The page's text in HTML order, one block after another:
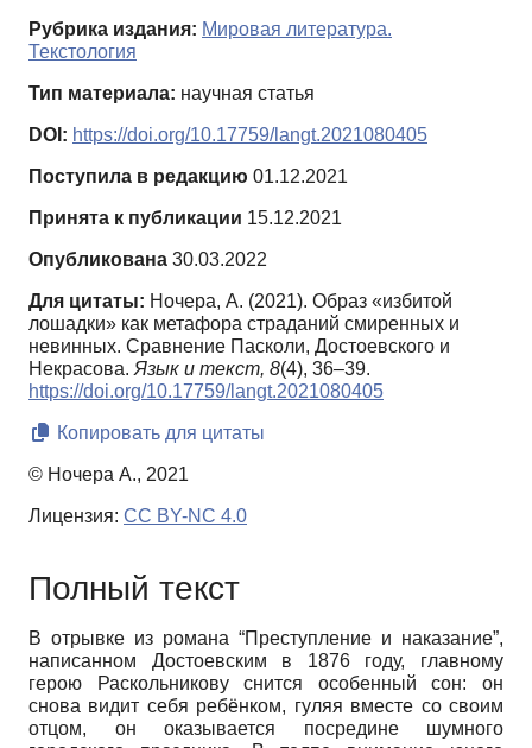
Рубрика издания: Мировая литература.
Текстология
Тип материала: научная статья
DOI: https://doi.org/10.17759/langt.2021080405
Поступила в редакцию 01.12.2021
Принята к публикации 15.12.2021
Опубликована 30.03.2022
Для цитаты: Ночера, А. (2021). Образ «избитой
лошадки» как метафора страданий смиренных и
невинных. Сравнение Пасколи, Достоевского и
Некрасова. Язык и текст, 8(4), 36–39.
https://doi.org/10.17759/langt.2021080405
Копировать для цитаты
© Ночера А., 2021
Лицензия: CC BY-NC 4.0
Полный текст
В отрывке из романа “Преступление и наказание”,
написанном Достоевским в 1876 году, главному
герою Раскольникову снится особенный сон: он
снова видит себя ребёнком, гуляя вместе со своим
отцом, он оказывается посредине шумного